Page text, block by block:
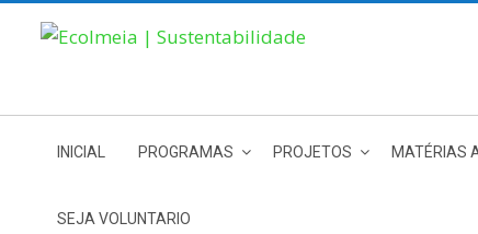
INICIAL PROGRAMAS PROJETOS MATÉRIAS
SEJA VOLUNTARIO